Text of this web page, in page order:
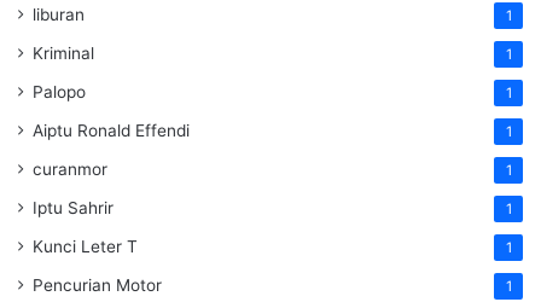
liburan 1
Kriminal 1
Palopo 1
Aiptu Ronald Effendi 1
curanmor 1
Iptu Sahrir 1
Kunci Leter T 1
Pencurian Motor 1